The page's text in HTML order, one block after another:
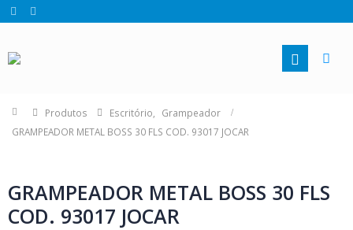
Produtos Escritório
Grampeador
GRAMPEADOR METAL BOSS 30 FLS COD. 93017 JOCAR
GRAMPEADOR METAL BOSS 30 FLS
COD. 93017 JOCAR